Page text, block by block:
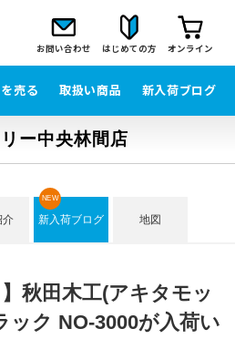
お問い合わせ はじめての方 オンライン
売る 取扱い商品 新入荷ブログ
ー中央林間店
介 新入荷ブログ
NEW
地図
秋田木工(アキタモッ
ック NO-3000が入荷い